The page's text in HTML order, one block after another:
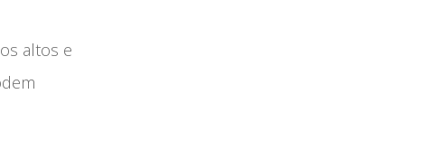
altos e